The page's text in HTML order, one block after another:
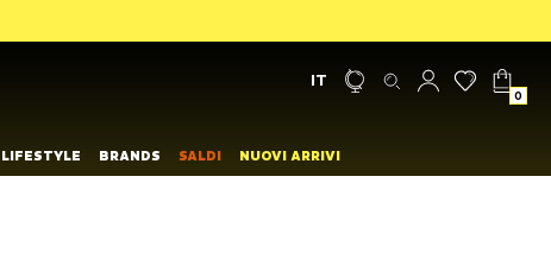
IT
0
LIFESTYLE BRANDS SALDI NUOVI ARRIVI